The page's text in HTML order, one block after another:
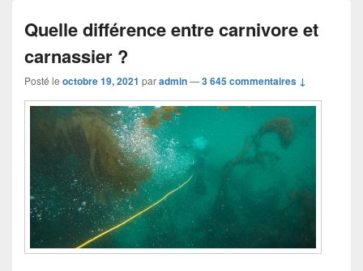
Quelle différence entre carnivore et
carnassier ?
Posté le octobre 19, 2021 paradmin—3 645 commentaires ↓